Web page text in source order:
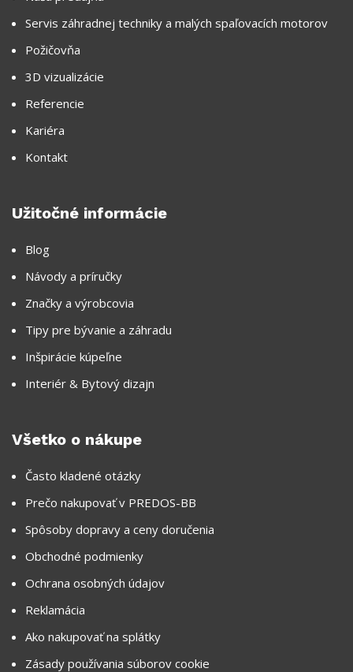
Servis záhradnej techniky a malých spaľovacích motorov
Požičovňa
3D vizualizácie
Referencie
Kariéra
Kontakt
Užitočné informácie
Blog
Návody a príručky
Značky a výrobcovia
Tipy pre bývanie a záhradu
Inšpirácie kúpeľne
Interiér & Bytový dizajn
Všetko o nákupe
Často kladené otázky
Prečo nakupovať v PREDOS-BB
Spôsoby dopravy a ceny doručenia
Obchodné podmienky
Ochrana osobných údajov
Reklamácia
Ako nakupovať na splátky
Zásady používania súborov cookie